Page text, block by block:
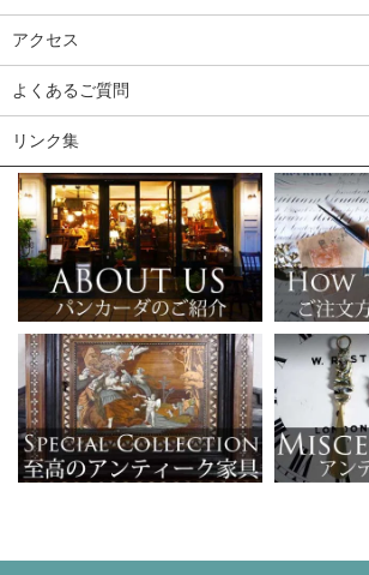
アクセス
よくあるご質問
リンク集